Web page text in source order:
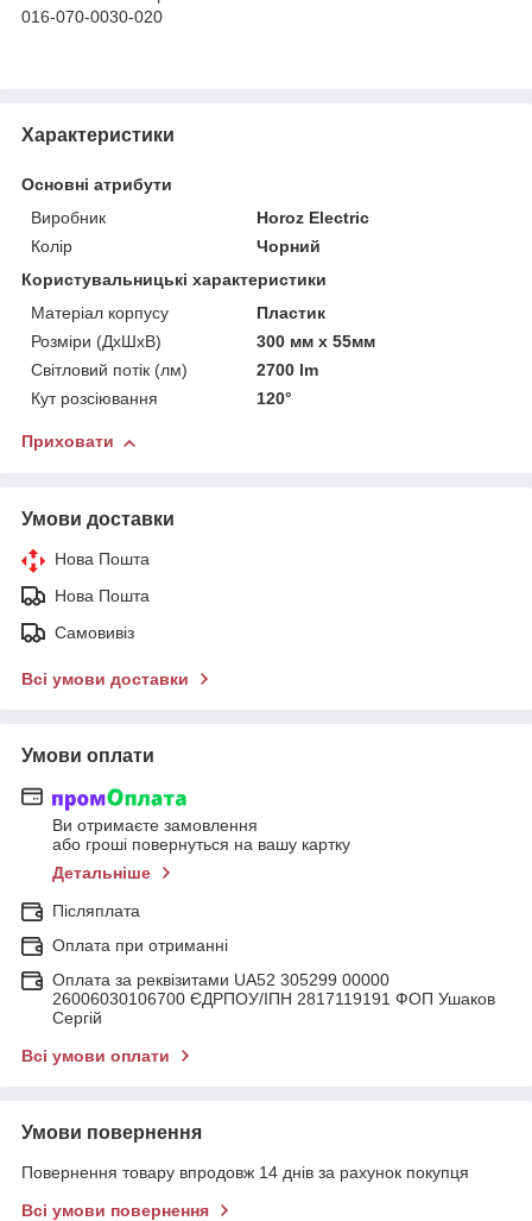
016-070-0030-020
Характеристики
Основні атрибути
Виробник
Horoz Electric
Колір
Чорний
Користувальницькі характеристики
Матеріал корпусу
Пластик
Розміри (ДхШхВ)
300 мм х 55мм
Світловий потік (лм)
2700 lm
Кут розсіювання
120°
Приховати
Умови доставки
Нова Пошта
Нова Пошта
Самовивіз
Всі умови доставки
Умови оплати
Ви отримаєте замовлення
або гроші повернуться на вашу картку
Детальніше
Післяплата
Оплата при отриманні
Оплата за реквізитами UA52 305299 00000
26006030106700 ЄДРПОУ/ІПН 2817119191 ФОП Ушаков
Сергій
Всі умови оплати
Умови повернення
Повернення товару впродовж 14 днів за рахунок покупця
Всі умови повернення